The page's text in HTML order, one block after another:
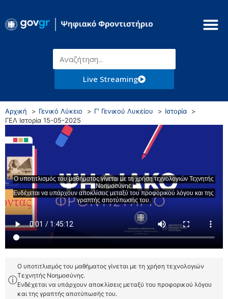
Live Streaming
Αρχική Γενικό Λύκειο Γ' Γενικού Λυκείου
Ιστορία
ΓΕΛ Ιστορία 15-05-2025
ⓘ
Ο υποτιτλισμός του μαθήματος γίνεται με τη χρήση τεχνολογιών
Τεχνητής Νοημοσύνης.
Ενδέχεται να υπάρχουν αποκλίσεις μεταξύ του προφορικού λόγου
και της γραπτής αποτύπωσής του.